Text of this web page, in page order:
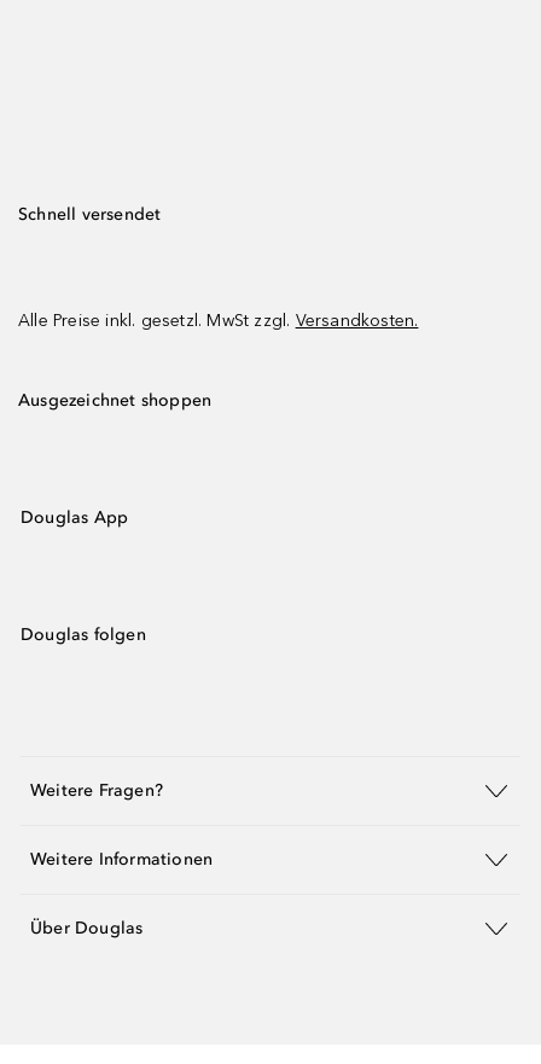
Schnell versendet
Alle Preise inkl. gesetzl. MwSt zzgl. Versandkosten.
Ausgezeichnet shoppen
Douglas App
Douglas folgen
Weitere Fragen?
Weitere Informationen
Über Douglas